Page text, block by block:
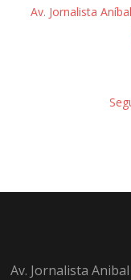
Av. Jornalista
Av. Jornalista